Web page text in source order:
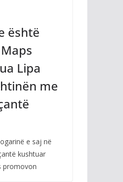
është
Lipa
me
e saj në
kushtuar
promovon